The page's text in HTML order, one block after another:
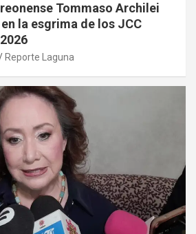
Tommaso Archilei
la esgrima de los JCC
Reporte Laguna